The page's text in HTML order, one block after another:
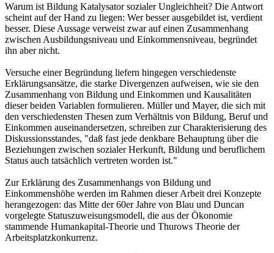
Warum ist Bildung Katalysator sozialer Ungleichheit? Die Antwort
scheint auf der Hand zu liegen: Wer besser ausgebildet ist, verdient
besser. Diese Aussage verweist zwar auf einen Zusammenhang
zwischen Ausbildungsniveau und Einkommensniveau, begründet
ihn aber nicht.
Versuche einer Begründung liefern hingegen verschiedenste
Erklärungsansätze, die starke Divergenzen aufweisen, wie sie den
Zusammenhang von Bildung und Einkommen und Kausalitäten
dieser beiden Variablen formulieren. Müller und Mayer, die sich mit
den verschiedensten Thesen zum Verhältnis von Bildung, Beruf und
Einkommen auseinandersetzen, schreiben zur Charakterisierung des
Diskussionsstandes, "daß fast jede denkbare Behauptung über die
Beziehungen zwischen sozialer Herkunft, Bildung und beruflichem
Status auch tatsächlich vertreten worden ist."
Zur Erklärung des Zusammenhangs von Bildung und
Einkommenshöhe werden im Rahmen dieser Arbeit drei Konzepte
herangezogen: das Mitte der 60er Jahre von Blau und Duncan
vorgelegte Statuszuweisungsmodell, die aus der Ökonomie
stammende Humankapital-Theorie und Thurows Theorie der
Arbeitsplatzkonkurrenz.